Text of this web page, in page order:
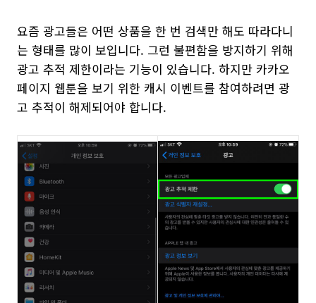
요즘 광고들은 어떤 상품을 한 번 검색만 해도 따라다니
는 형태를 많이 보입니다. 그런 불편함을 방지하기 위해
광고 추적 제한이라는 기능이 있습니다. 하지만 카카오
페이지 웹툰을 보기 위한 캐시 이벤트를 참여하려면 광
고 추적이 해제되어야 합니다.